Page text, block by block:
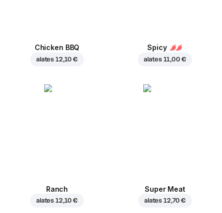
Chicken BBQ
alates 12,10 €
Spicy
alates 11,00 €
Ranch
alates 12,10 €
Super Meat
alates 12,70 €